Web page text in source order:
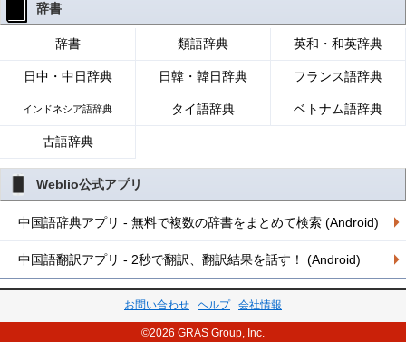
辞書
辞書 類語辞典 英和・和英辞典
日中・中日辞典 日韓・韓日辞典 フランス語辞典
インドネシア語辞典 タイ語辞典 ベトナム語辞典
古語辞典
Weblio公式アプリ
中国語辞典アプリ - 無料で複数の辞書をまとめて検索 (Android)
中国語翻訳アプリ - 2秒で翻訳、翻訳結果を話す！ (Android)
お問い合わせ ヘルプ 会社情報
©2026 GRAS Group, Inc.